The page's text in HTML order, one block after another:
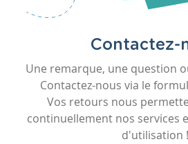
Contactez-
Une remarque, une question
Contactez-nous via le
Vos retours nous
continuellement nos services
d'utilisation !